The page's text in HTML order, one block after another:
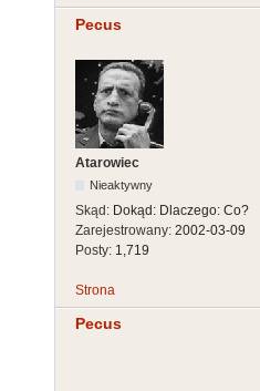
Pecus
Atarowiec
Nieaktywny
Skąd: Dokąd: Dlaczego: Co?
Zarejestrowany: 2002-03-09
Posty: 1,719
Strona
Pecus